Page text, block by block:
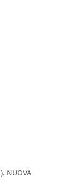
NUOVA